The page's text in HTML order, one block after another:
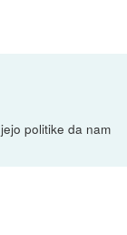
politike da nam